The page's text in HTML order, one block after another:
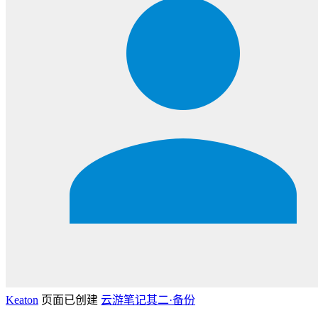
Keaton 页面已创建 云游笔记其二·备份